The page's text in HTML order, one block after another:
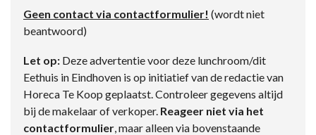
Geen contact via contactformulier! (wordt niet
beantwoord)
Let op: Deze advertentie voor deze lunchroom/dit
Eethuis in Eindhoven is op initiatief van de redactie van
Horeca Te Koop geplaatst. Controleer gegevens altijd
bij de makelaar of verkoper. Reageer niet via het
contactformulier, maar alleen via bovenstaande